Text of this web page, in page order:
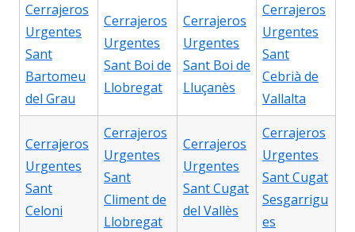
Cerrajeros
Urgentes
Sant
Bartomeu
del Grau
Cerrajeros
Urgentes
Sant Boi de
Llobregat
Cerrajeros
Urgentes
Sant Boi de
Lluçanès
Cerrajeros
Urgentes
Sant
Cebrià de
Vallalta
Cerrajeros
Urgentes
Sant
Celoni
Cerrajeros
Urgentes
Sant
Climent de
Llobregat
Cerrajeros
Urgentes
Sant Cugat
del Vallès
Cerrajeros
Urgentes
Sant Cugat
Sesgarrigu
es